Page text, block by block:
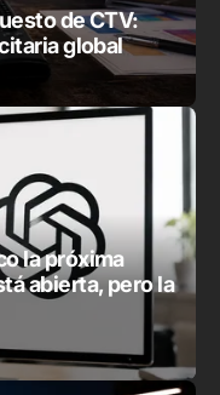
de CTV:
global
la próxima
abierta, pero la